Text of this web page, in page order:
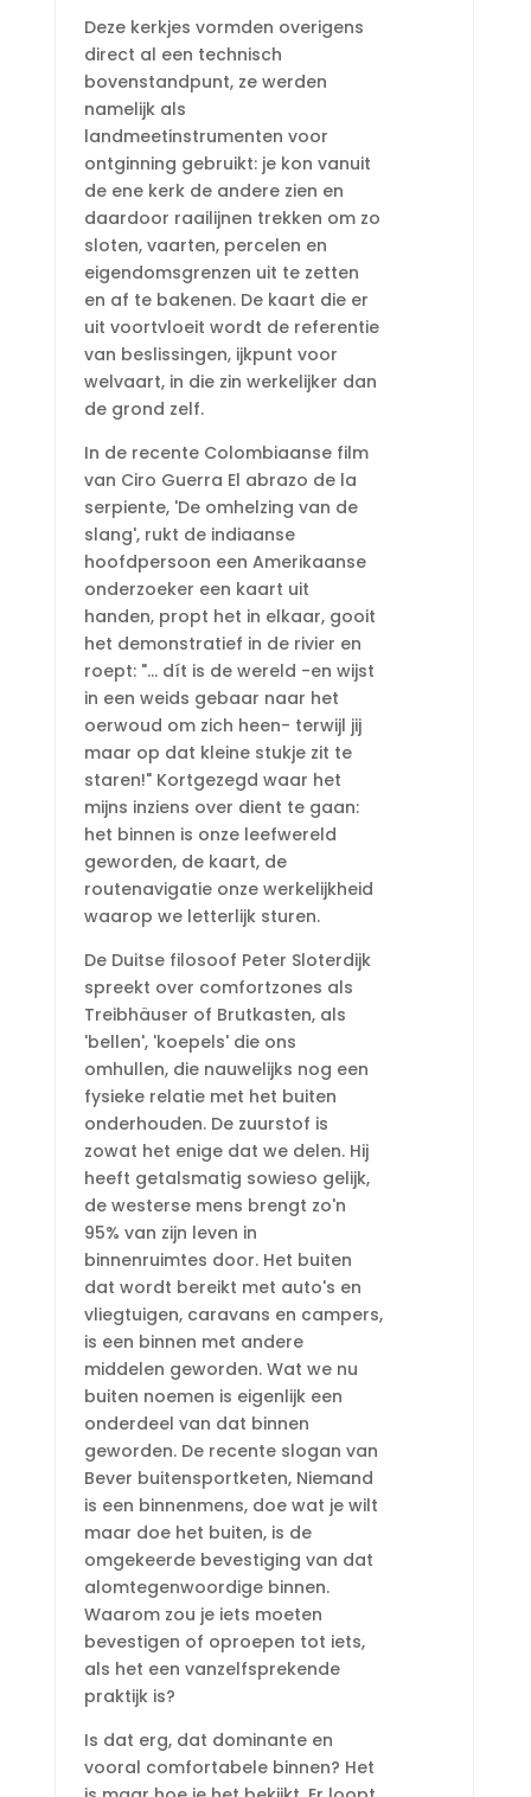
Deze kerkjes vormden overigens
direct al een technisch
bovenstandpunt, ze werden
namelijk als
landmeetinstrumenten voor
ontginning gebruikt: je kon vanuit
de ene kerk de andere zien en
daardoor raailijnen trekken om zo
sloten, vaarten, percelen en
eigendomsgrenzen uit te zetten
en af te bakenen. De kaart die er
uit voortvloeit wordt de referentie
van beslissingen, ijkpunt voor
welvaart, in die zin werkelijker dan
de grond zelf.
In de recente Colombiaanse film
van Ciro Guerra El abrazo de la
serpiente, 'De omhelzing van de
slang', rukt de indiaanse
hoofdpersoon een Amerikaanse
onderzoeker een kaart uit
handen, propt het in elkaar, gooit
het demonstratief in de rivier en
roept: "... dít is de wereld -en wijst
in een weids gebaar naar het
oerwoud om zich heen- terwijl jij
maar op dat kleine stukje zit te
staren!" Kortgezegd waar het
mijns inziens over dient te gaan:
het binnen is onze leefwereld
geworden, de kaart, de
routenavigatie onze werkelijkheid
waarop we letterlijk sturen.
De Duitse filosoof Peter Sloterdijk
spreekt over comfortzones als
Treibhäuser of Brutkasten, als
'bellen', 'koepels' die ons
omhullen, die nauwelijks nog een
fysieke relatie met het buiten
onderhouden. De zuurstof is
zowat het enige dat we delen. Hij
heeft getalsmatig sowieso gelijk,
de westerse mens brengt zo'n
95% van zijn leven in
binnenruimtes door. Het buiten
dat wordt bereikt met auto's en
vliegtuigen, caravans en campers,
is een binnen met andere
middelen geworden. Wat we nu
buiten noemen is eigenlijk een
onderdeel van dat binnen
geworden. De recente slogan van
Bever buitensportketen, Niemand
is een binnenmens, doe wat je wilt
maar doe het buiten, is de
omgekeerde bevestiging van dat
alomtegenwoordige binnen.
Waarom zou je iets moeten
bevestigen of oproepen tot iets,
als het een vanzelfsprekende
praktijk is?
Is dat erg, dat dominante en
vooral comfortabele binnen? Het